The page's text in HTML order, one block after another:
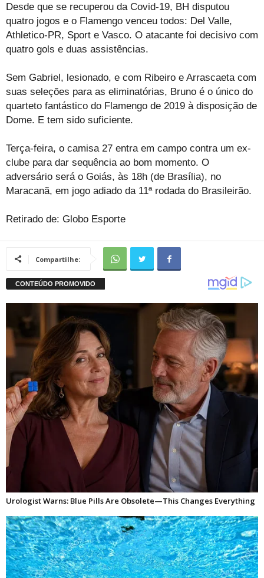
Desde que se recuperou da Covid-19, BH disputou
quatro jogos e o Flamengo venceu todos: Del Valle,
Athletico-PR, Sport e Vasco. O atacante foi decisivo com
quatro gols e duas assistências.
Sem Gabriel, lesionado, e com Ribeiro e Arrascaeta com
suas seleções para as eliminatórias, Bruno é o único do
quarteto fantástico do Flamengo de 2019 à disposição de
Dome. E tem sido suficiente.
Terça-feira, o camisa 27 entra em campo contra um ex-
clube para dar sequência ao bom momento. O
adversário será o Goiás, às 18h (de Brasília), no
Maracanã, em jogo adiado da 11ª rodada do Brasileirão.
Retirado de: Globo Esporte
Compartilhe: